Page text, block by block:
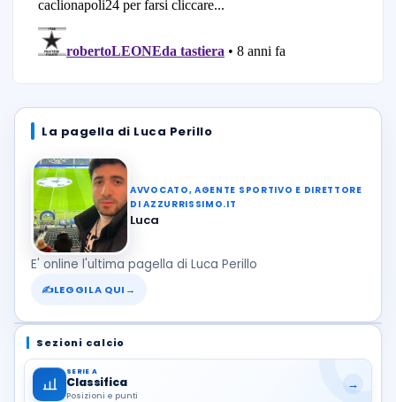
La pagella di Luca Perillo
AVVOCATO, AGENTE SPORTIVO E DIRETTORE
DI AZZURRISSIMO.IT
Luca
E' online l'ultima pagella di Luca Perillo
✍LEGGILA QUI →
Sezioni calcio
SERIE A
Classifica
Posizioni e punti
→